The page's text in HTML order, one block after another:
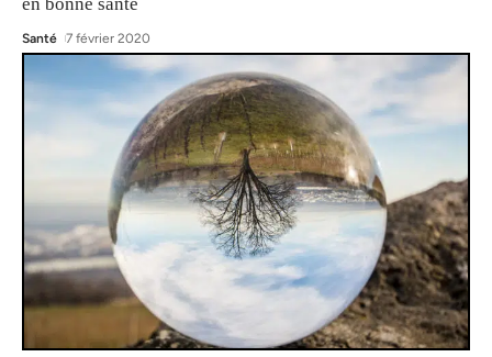
Santé 7 février 2020